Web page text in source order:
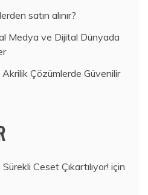
satın alınır?
Medya ve Dijital Dünyada
Çözümlerde Güvenilir
Ceset Çıkartılıyor! için